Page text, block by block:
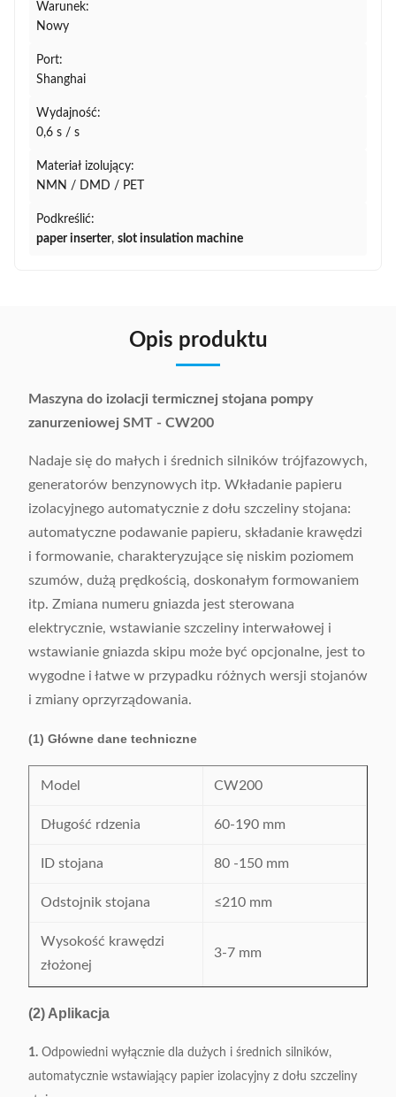
Warunek:
Nowy
Port:
Shanghai
Wydajność:
0,6 s / s
Materiał izolujący:
NMN / DMD / PET
Podkreślić:
paper inserter, slot insulation machine
Opis produktu
Maszyna do izolacji termicznej stojana pompy
zanurzeniowej SMT - CW200
Nadaje się do małych i średnich silników trójfazowych,
generatorów benzynowych itp. Wkładanie papieru
izolacyjnego automatycznie z dołu szczeliny stojana:
automatyczne podawanie papieru, składanie krawędzi
i formowanie, charakteryzujące się niskim poziomem
szumów, dużą prędkością, doskonałym formowaniem
itp. Zmiana numeru gniazda jest sterowana
elektrycznie, wstawianie szczeliny interwałowej i
wstawianie gniazda skipu może być opcjonalne, jest to
wygodne i łatwe w przypadku różnych wersji stojanów
i zmiany oprzyrządowania.
(1) Główne dane techniczne
Model CW200
Długość rdzenia 60-190 mm
ID stojana 80 -150 mm
Odstojnik stojana ≤210 mm
Wysokość krawędzi
złożonej
3-7 mm
(2) Aplikacja
1. Odpowiedni wyłącznie dla dużych i średnich silników,
automatycznie wstawiający papier izolacyjny z dołu szczeliny